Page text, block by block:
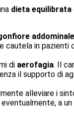
dieta equilibrata
addominale
cautela in
di aerofagia. Il
il supporto di
alleviare i
a un